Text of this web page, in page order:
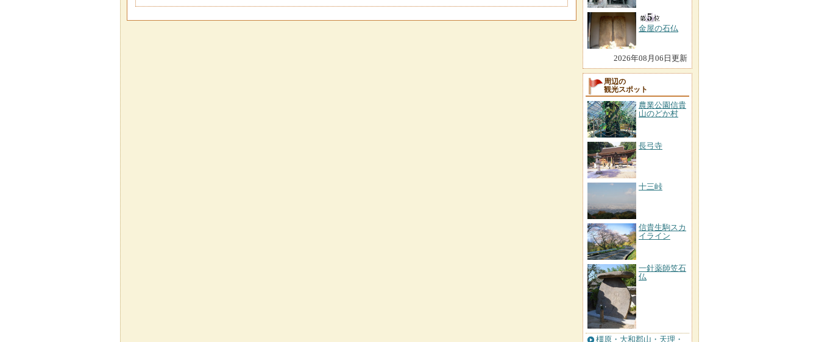
金屋の石仏
2026年08月06日更新
周辺の
観光スポット
農業公園信貴
山のどか村
長弓寺
十三峠
信貴生駒スカ
イライン
一針薬師笠石
仏
橿原・大和郡山・天理・